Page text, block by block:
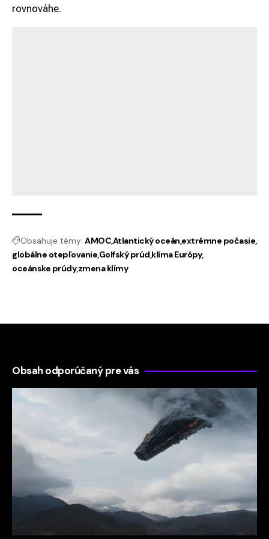
rovnováhe.
Obsahuje témy: AMOCAtlantický oceánextrémne počasie
globálne otepľovanieGolfský prúdklíma Európy
oceánske prúdyzmena klímy
Obsah odporúčaný pre vás